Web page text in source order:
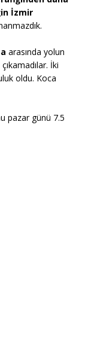
İzmir
arasında yolun
İki
oldu. Koca
pazar günü 7.5